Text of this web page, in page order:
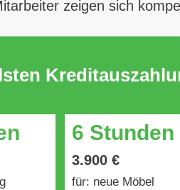
zeigen sich
6 Stunden
3.900 €
für: neue Möbel